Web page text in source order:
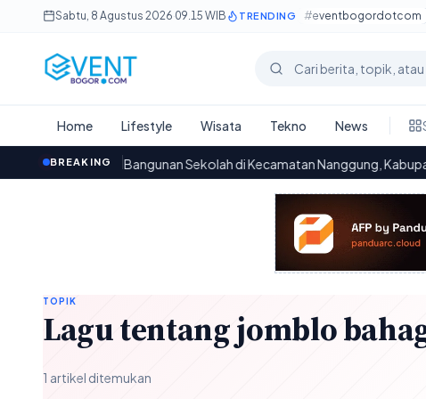
Lewati ke konten utama
Sabtu, 8 Agustus 2026·09.15 WIB TRENDING #eventbogordotcom
Cari berita
Home Lifestyle Wisata Tekno News
BREAKING
Persoalan Bangunan Sekolah di Kecamatan Nanggung, Kabupaten
TOPIK
Lagu tentang jomblo
1 artikel ditemukan